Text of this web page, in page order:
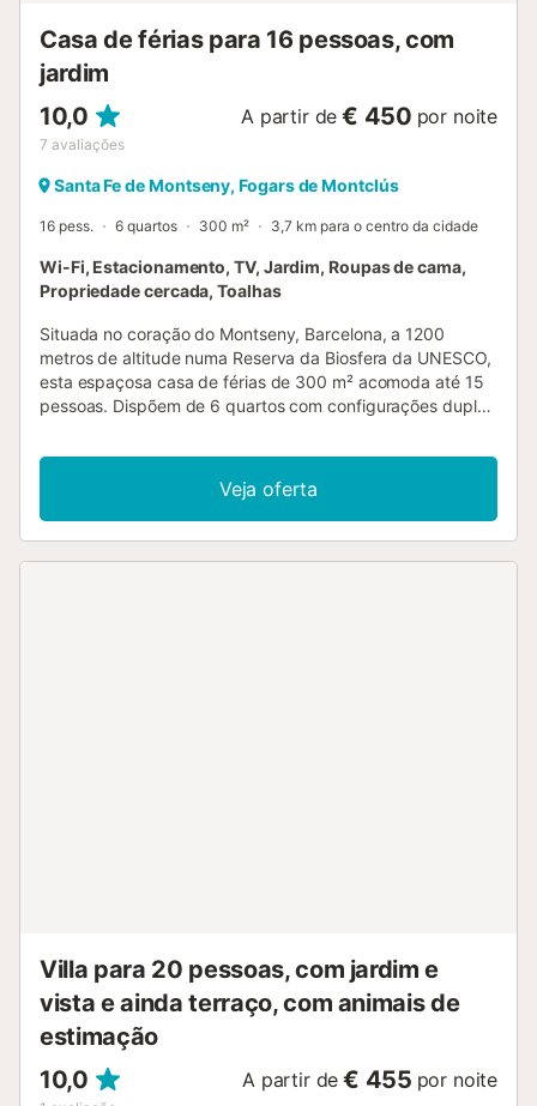
Casa de férias para 16 pessoas, com
jardim
10,0
7 avaliações
A partir de € 450 por noite
Santa Fe de Montseny, Fogars de Montclús
16 pess. 6 quartos 300 m² 3,7 km para o centro da cidade
Wi-Fi, Estacionamento, TV, Jardim, Roupas de cama,
Propriedade cercada, Toalhas
Situada no coração do Montseny, Barcelona, a 1200
metros de altitude numa Reserva da Biosfera da UNESCO,
esta espaçosa casa de férias de 300 m² acomoda até 15
pessoas. Dispõem de 6 quartos com configurações duplas
dormida. A propriedade oferece 1 casa de banho com
duche exterior, cozinha privada, Wi-Fi, TV e máquina de
lavar roupa com área de secagem. No exterior, podem
explorar o vosso bosque privado de faias com vários
Veja oferta
Villa para 20 pessoas, com jardim e
vista e ainda terraço, com animais de
estimação
10,0
A partir de € 455 por noite